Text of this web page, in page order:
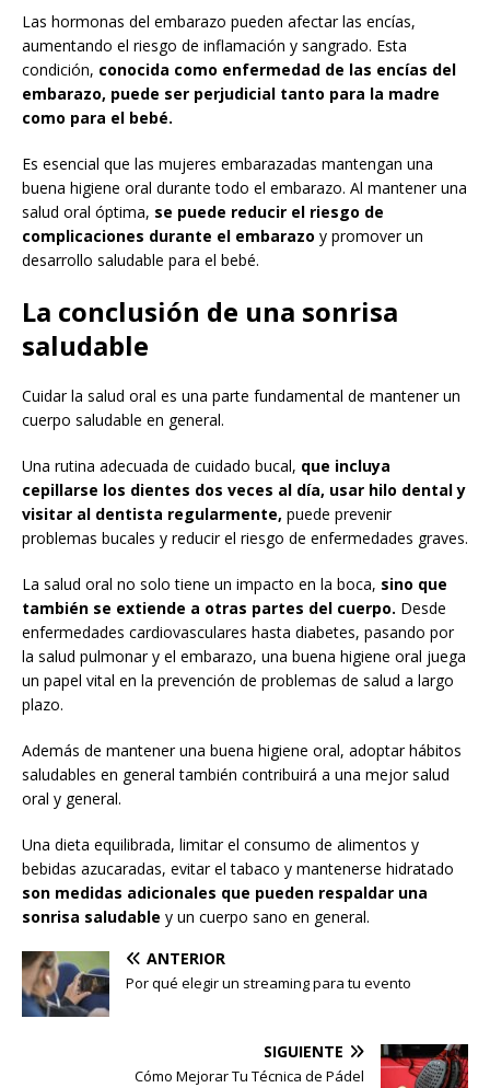
Las hormonas del embarazo pueden afectar las encías,
aumentando el riesgo de inflamación y sangrado. Esta
condición, conocida como enfermedad de las encías del
embarazo, puede ser perjudicial tanto para la madre
como para el bebé.
Es esencial que las mujeres embarazadas mantengan una
buena higiene oral durante todo el embarazo. Al mantener una
salud oral óptima, se puede reducir el riesgo de
complicaciones durante el embarazo y promover un
desarrollo saludable para el bebé.
La conclusión de una sonrisa
saludable
Cuidar la salud oral es una parte fundamental de mantener un
cuerpo saludable en general.
Una rutina adecuada de cuidado bucal, que incluya
cepillarse los dientes dos veces al día, usar hilo dental y
visitar al dentista regularmente, puede prevenir
problemas bucales y reducir el riesgo de enfermedades graves.
La salud oral no solo tiene un impacto en la boca, sino que
también se extiende a otras partes del cuerpo. Desde
enfermedades cardiovasculares hasta diabetes, pasando por
la salud pulmonar y el embarazo, una buena higiene oral juega
un papel vital en la prevención de problemas de salud a largo
plazo.
Además de mantener una buena higiene oral, adoptar hábitos
saludables en general también contribuirá a una mejor salud
oral y general.
Una dieta equilibrada, limitar el consumo de alimentos y
bebidas azucaradas, evitar el tabaco y mantenerse hidratado
son medidas adicionales que pueden respaldar una
sonrisa saludable y un cuerpo sano en general.
ANTERIOR
Por qué elegir un streaming para tu evento
SIGUIENTE
Cómo Mejorar Tu Técnica de Pádel